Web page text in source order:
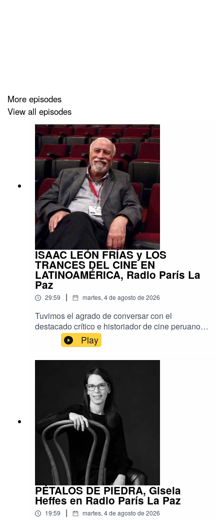
More episodes
View all episodes
ISAAC LEÓN FRÍAS y LOS
TRANCES DEL CINE EN
LATINOAMÉRICA, Radio París La
Paz
29:59 | martes, 4 de agosto de 2026
Tuvimos el agrado de conversar con el
destacado crítico e historiador de cine peruano
Isaac León Frías, a propósito de su reciente
visita a Bolivia para presentar su más reciente
libro, titulado Los trances de los cines de
América Latina y el Caribe.En este encuentro
especial, llevado a cabo en el marco de la Feria
Internacional del Libro y auspiciado por la
Cinemateca Boliviana, el autor compartió
valiosas reflexiones sobre la evolución, los
desafíos actuales y el panorama contemporáneo
del séptimo arte en nuestra región.
Play
PÉTALOS DE PIEDRA, Gisela
Heffes en Radio París La Paz
19:59 | martes, 4 de agosto de 2026